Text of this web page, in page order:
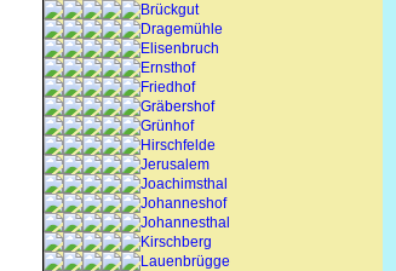
Brückgut
Dragemühle
Elisenbruch
Ernsthof
Friedhof
Gräbershof
Grünhof
Hirschfelde
Jerusalem
Joachimsthal
Johanneshof
Johannesthal
Kirschberg
Lauenbrügge